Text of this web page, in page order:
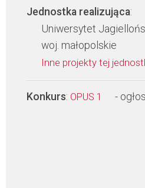
Jednostka realizująca:
Uniwersytet
woj. małopolskie
Inne projekty tej
Konkurs: OPUS 1 -